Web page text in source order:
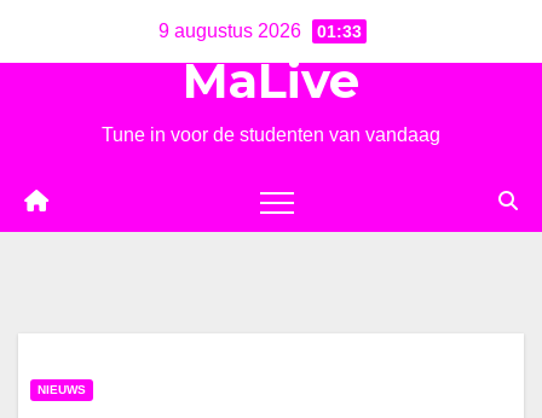
9 augustus 2026 01:33
MaLive
Tune in voor de studenten van vandaag
NIEUWS